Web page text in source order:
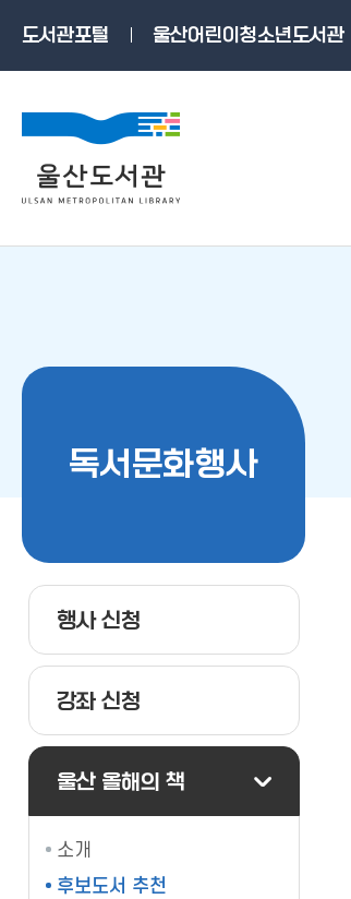
도서관포털
울산어린이청소년도서관
독서문화행사
행사 신청
강좌 신청
울산 올해의 책
소개
후보도서 추천